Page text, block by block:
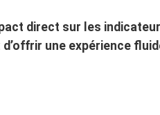
direct sur les
une expérience